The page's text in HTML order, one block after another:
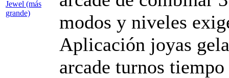
modos y niveles
Aplicación joyas
arcade turnos